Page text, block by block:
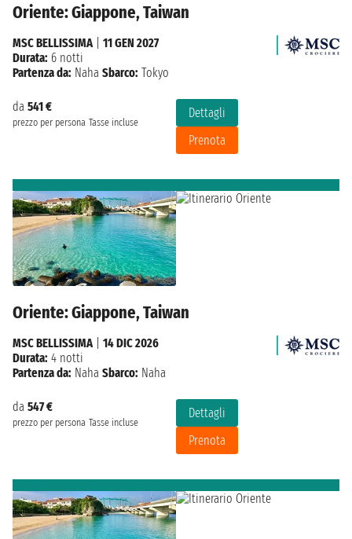
Oriente: Giappone, Taiwan
da 541 €
prezzo per persona Tasse incluse
Dettagli
Prenota
MSC BELLISSIMA| 11 GEN 2027
Durata: 6 notti
Partenza da: Naha Sbarco: Tokyo
Oriente: Giappone, Taiwan
da 547 €
prezzo per persona Tasse incluse
Dettagli
Prenota
MSC BELLISSIMA| 14 DIC 2026
Durata: 4 notti
Partenza da: Naha Sbarco: Naha